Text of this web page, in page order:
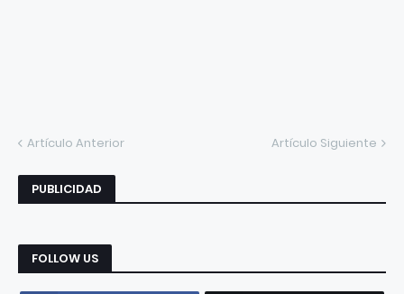
Artículo Anterior Artículo Siguiente
PUBLICIDAD
FOLLOW US